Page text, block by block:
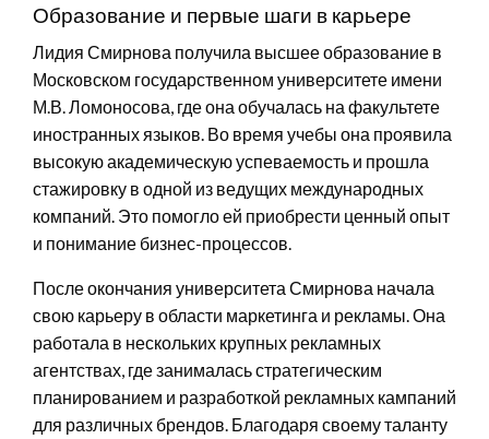
Образование и первые шаги в карьере
Лидия Смирнова получила высшее образование в
Московском государственном университете имени
М.В. Ломоносова, где она обучалась на факультете
иностранных языков. Во время учебы она проявила
высокую академическую успеваемость и прошла
стажировку в одной из ведущих международных
компаний. Это помогло ей приобрести ценный опыт
и понимание бизнес-процессов.
После окончания университета Смирнова начала
свою карьеру в области маркетинга и рекламы. Она
работала в нескольких крупных рекламных
агентствах, где занималась стратегическим
планированием и разработкой рекламных кампаний
для различных брендов. Благодаря своему таланту